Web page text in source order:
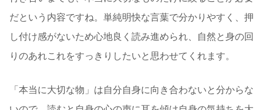
だという内容ですね。単純明快な言葉で分かりやすく、押
し付け感がないため心地良く読み進められ、自然と身の回
りのあれこれをすっきりしたいと思わせてくれます。
「本当に大切な物」は自分自身に向き合わないと分からな